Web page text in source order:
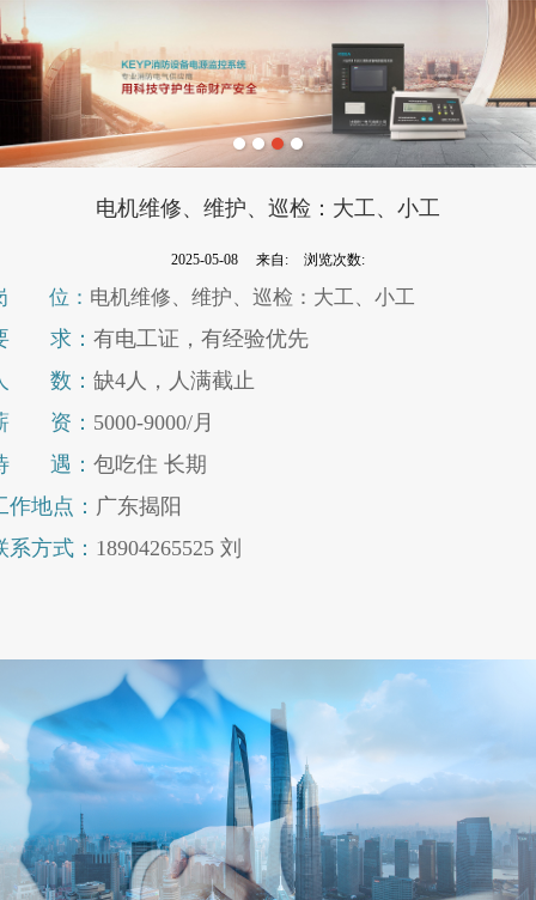
电机维修、维护、巡检：大工、小工
2025-05-08 来自: 浏览次数:
位： 电机维修、维护、巡检：大工、小工
求： 有电工证，有经验优先
数： 缺4人，人满截止
资： 5000-9000/月
遇： 包吃住 长期
作地点： 广东揭阳
系方式： 18904265525 刘